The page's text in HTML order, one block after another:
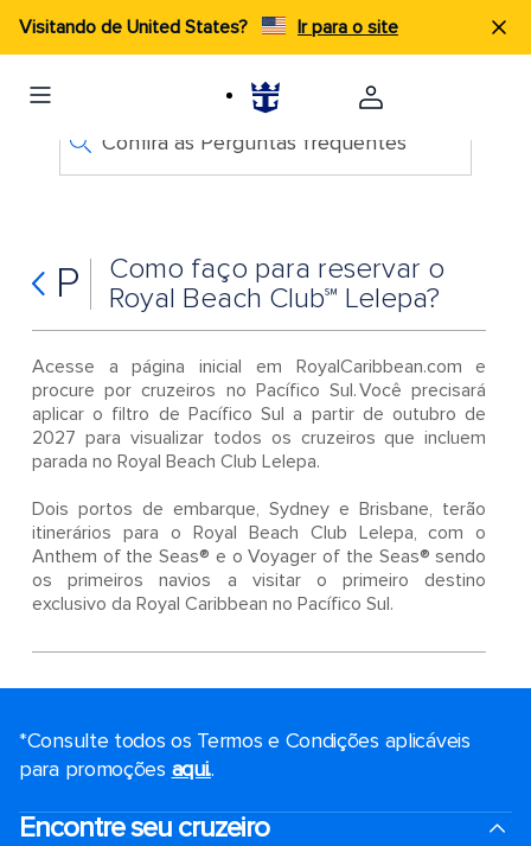
Visitando de United States? Ir para o site
Confira as Perguntas frequentes
P
Como faço para reservar o
Royal Beach Club℠ Lelepa?
Acesse a página inicial em RoyalCaribbean.com e
procure por cruzeiros no Pacífico Sul. Você precisará
aplicar o filtro de Pacífico Sul a partir de outubro de
2027 para visualizar todos os cruzeiros que incluem
parada no Royal Beach Club Lelepa.
Dois portos de embarque, Sydney e Brisbane, terão
itinerários para o Royal Beach Club Lelepa, com o
Anthem of the Seas® e o Voyager of the Seas® sendo
os primeiros navios a visitar o primeiro destino
exclusivo da Royal Caribbean no Pacífico Sul.
*Consulte todos os Termos e Condições aplicáveis ​​
para promoções aqui..
Encontre seu cruzeiro